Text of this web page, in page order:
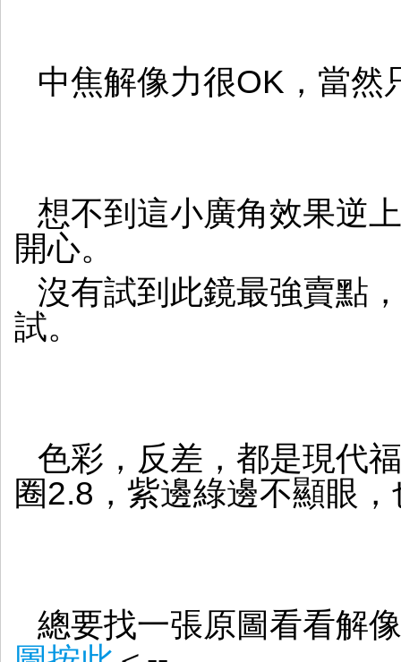
中焦解像力很OK，當然
想不到這小廣角效果逆
開心。
沒有試到此鏡最強賣點
試。
色彩，反差，都是現代
圈2.8，紫邊綠邊不顯眼
總要找一張原圖看看解